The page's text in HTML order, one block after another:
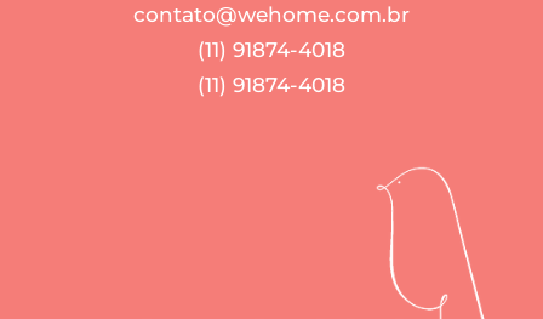
contato@wehome.com.br
(11) 91874-4018
(11) 91874-4018